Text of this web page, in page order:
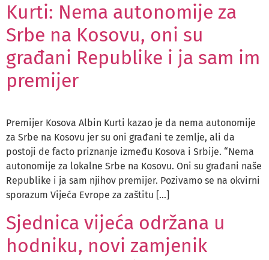
Kurti: Nema autonomije za
Srbe na Kosovu, oni su
građani Republike i ja sam im
premijer
Premijer Kosova Albin Kurti kazao je da nema autonomije
za Srbe na Kosovu jer su oni građani te zemlje, ali da
postoji de facto priznanje između Kosova i Srbije. “Nema
autonomije za lokalne Srbe na Kosovu. Oni su građani naše
Republike i ja sam njihov premijer. Pozivamo se na okvirni
sporazum Vijeća Evrope za zaštitu […]
Sjednica vijeća održana u
hodniku, novi zamjenik